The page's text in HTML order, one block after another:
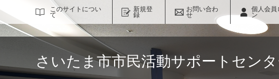
このサイトについ
て
新規登
録
お問い合わ
せ
個人会員
ン
さいたま市市民活動サポートセン